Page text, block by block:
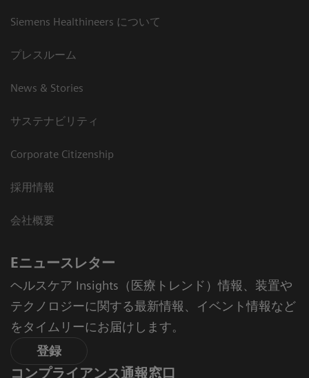
Siemens Healthineers について
プレスルーム
News & Stories
サステナビリティ
Corporate Citizenship
採用情報
会社概要
Eニュースレター
ヘルスケア Insights（医療トレンド）情報、装置や
テクノロジーに関する最新情報、イベント情報など
をタイムリーにお届けします。
登録
コンプライアンス通報窓口